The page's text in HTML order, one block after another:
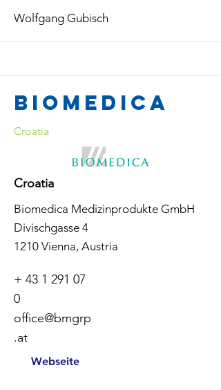
Wolfgang Gubisch
Biomedica
Croatia
Croatia
Biomedica Medizinprodukte GmbH
Divischgasse 4
1210 Vienna, Austria
+ 43 1 291 07
0
office@bmgrp
.at
Webseite